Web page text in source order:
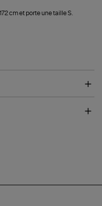
cm et porte une taille S.